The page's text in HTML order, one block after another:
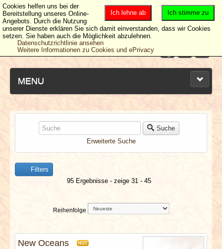
MENU
NEUESTE ARTIKEL
NEWS & DATES
BERICHTE
Suche
Erweiterte Suche
Filters
95 Ergebnisse - zeige 31 - 45
Reihenfolge
New Oceans HOT
Ich stimme zu
Ich lehne ab
Cookies helfen uns bei der
Bereitstellung unseres Online-
Angebots. Durch die Nutzung
unserer Dienste erklären Sie sich damit einverstanden, dass wir Cookies
setzen. Sie haben auch die Möglichkeit abzulehnen.
Datenschutzrichtlinie ansehen
Weitere Informationen zu Cookies und ePrivacy